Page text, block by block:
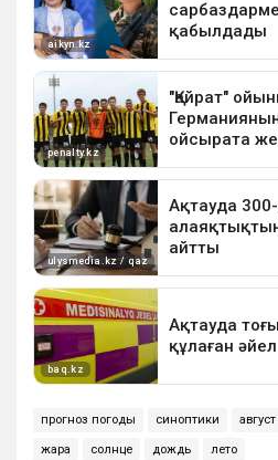
прогноз погоды синоптики август
жара солнце дождь лето